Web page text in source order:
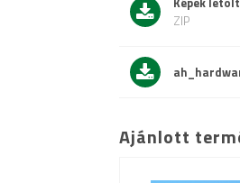
ZIP
Ajánlott